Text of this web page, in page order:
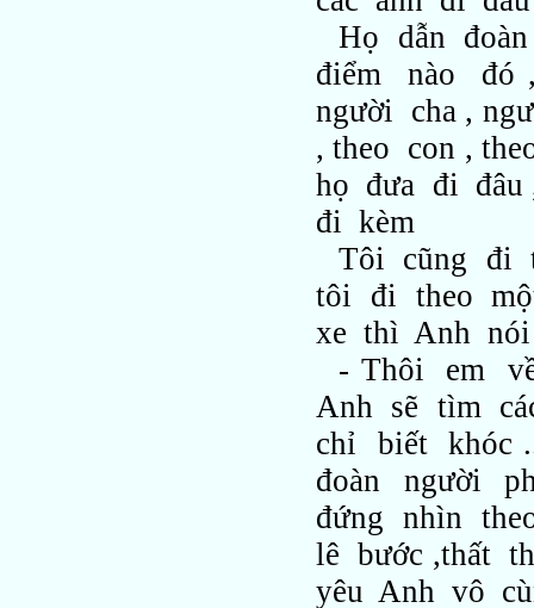
Họ dẫn
điểm nào đó
người cha ,
, theo con ,
họ đưa đi đâu
đi kèm
Tôi cũng đi
tôi đi theo
xe thì Anh
- Thôi em
Anh sẽ tìm
chỉ biết khóc
đoàn người
đứng nhìn
lê bước ,thất
yêu Anh vô